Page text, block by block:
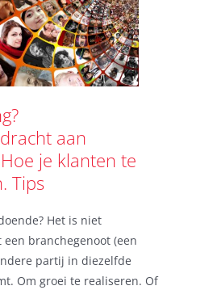
aan
je klanten te
Tips
Het is niet
branchegenoot (een
partij in diezelfde
Om groei te realiseren. Of